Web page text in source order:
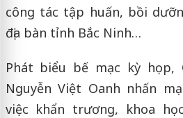
công tác tập huấn, bồi
địa bàn tỉnh Bắc Ninh…
Phát biểu bế mạc kỳ họp,
Nguyễn Việt Oanh nhấn
việc khẩn trương, khoa